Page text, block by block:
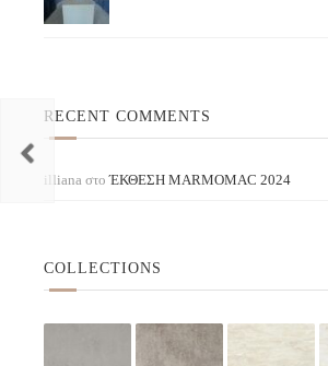
RECENT COMMENTS
illiana στοΈΚΘΕΣΗ ΜARMOMAC 2024
COLLECTIONS